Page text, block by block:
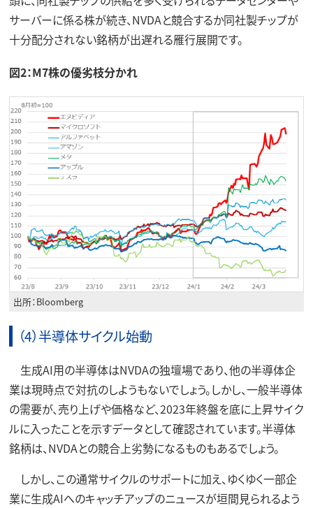
サーバーに係る株が続き、NVDAと競合するか同社製チップが
十分配分されない銘柄が出遅れる雁行展開です。
図2：M7株の優劣枝分かれ
出所：Bloomberg
（4）半導体サイクル始動
生成AI用の半導体はNVDAの独壇場であり、他の半導体企
業は現時点で対抗のしようもないでしょう。しかし、一般半導体
の需要が、売り上げや価格など、2023年終盤を底に上昇サイク
ルに入ったことを示すデータとして確認されています。半導体
銘柄は、NVDAとの競合上劣勢になるものもあるでしょう。
しかし、この通常サイクルのサポートに加え、ゆくゆく一部企
業に生成AIへのキャッチアップのニュースが垣間見られるよう